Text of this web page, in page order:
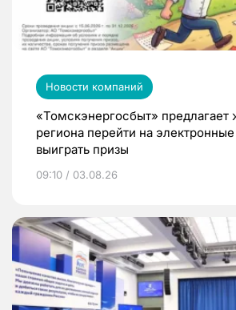
Новости компаний
«Томскэнергосбыт» предлагает
региона перейти на
выиграть призы
09:10 / 03.08.26